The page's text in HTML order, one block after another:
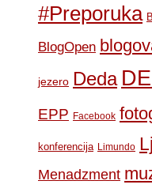
#Preporuka
BlogOpen
jezero Deda
EPP Facebook
konferencija Limundo
Menadzment